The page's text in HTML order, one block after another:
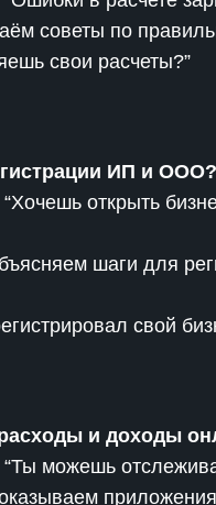
советы по
свои расчеты?”
ИП и ООО?
“Хочешь открыть
шаги для
свой
и доходы
“Ты можешь